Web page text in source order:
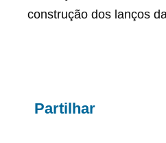
construção dos lanços
Partilhar